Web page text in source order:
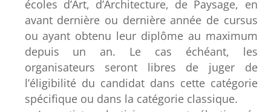
écoles d’Art, d’Architecture, de Paysage, en
avant dernière ou dernière année de cursus
ou ayant obtenu leur diplôme au maximum
depuis un an. Le cas échéant, les
organisateurs seront libres de juger de
l’éligibilité du candidat dans cette catégorie
spécifique ou dans la catégorie classique.